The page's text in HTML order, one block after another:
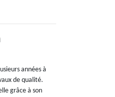
années à
de qualité.
grâce à son